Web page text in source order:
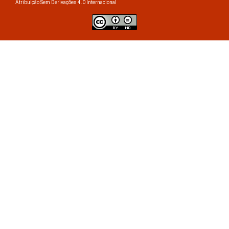
Atribuição Sem Derivações 4.0 Internacional